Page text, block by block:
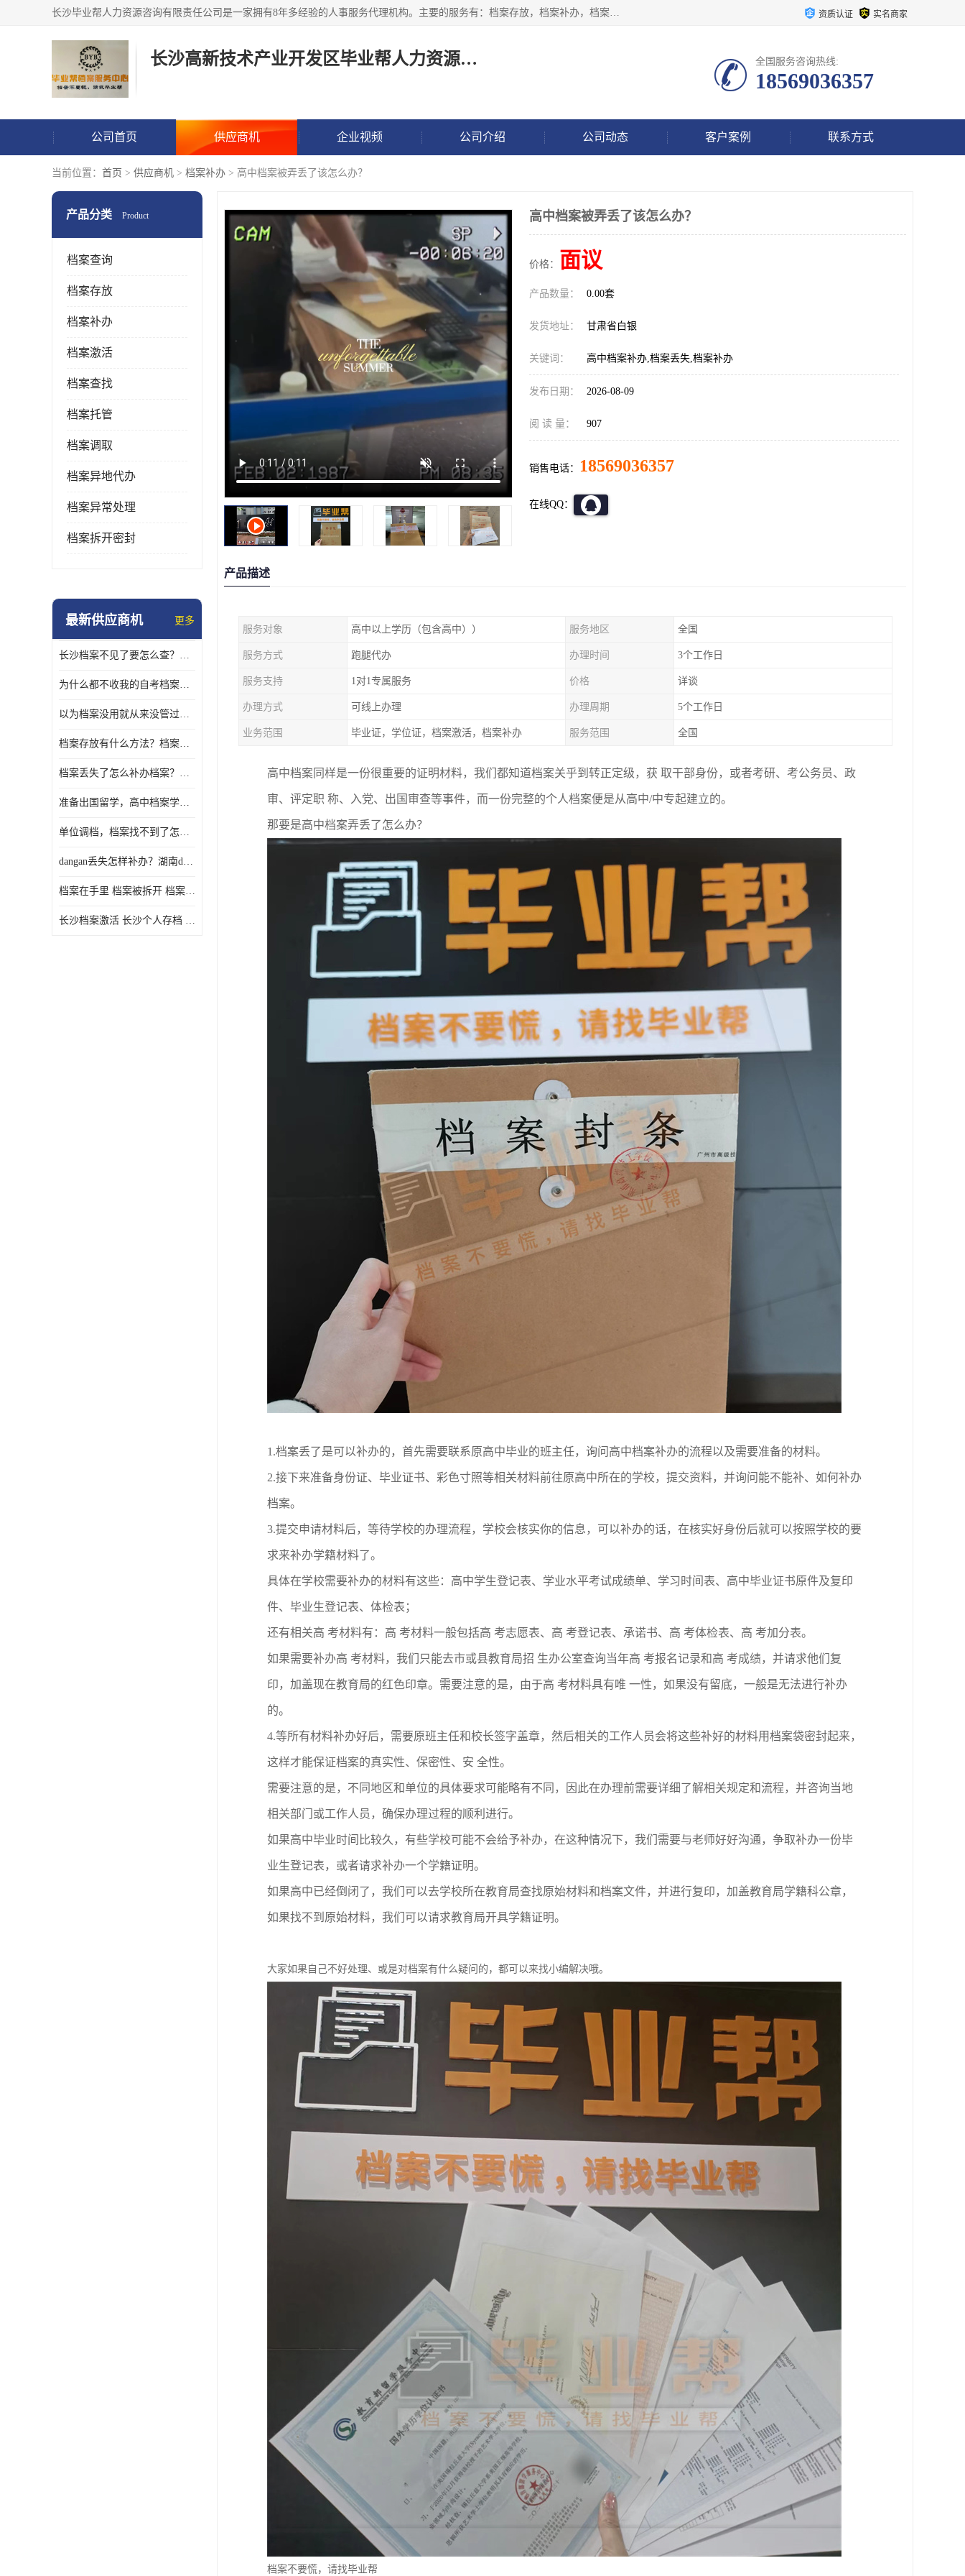
长沙毕业帮人力资源咨询有限责任公司是一家拥有8年多经验的人事服务代理机构。主要的服务有：档案存放，档案补办，档案激活，档案查询，档案查找，档案托管，档案调取，档案异地代办，档案异常处理 等；提供毕业档案处理、人事档案服务、商务代理代办、个人档案等服务，同时办事过程全程与客户沟通，确保真实、安全、可靠！ 资质认证 实名商家
长沙高新技术产业开发区毕业帮人力资源咨询有限责任公司 全国服务咨询热线:
18569036357
公司首页 供应商机 企业视频 公司介绍 公司动态 客户案例 联系方式
当前位置： 首页 > 供应商机 > 档案补办 > 高中档案被弄丢了该怎么办？
产品分类 Product
档案查询
档案存放
档案补办
档案激活
档案查找
档案托管
档案调取
档案异地代办
档案异常处理
档案拆开密封
最新供应商机 更多
长沙档案不见了要怎么查？档案查询 档案补办
为什么都不收我的自考档案？自考档案怎么存档？
以为档案没用就从来没管过，现在要用档案该怎么办？
档案存放有什么方法？档案在手里为什么不能用
档案丢失了怎么补办档案？湖南档案补办 档案补办方法
准备出国留学，高中档案学校发给我了怎么办？
单位调档，档案找不到了怎么办？
dangan丢失怎样补办？湖南dangan丢失补办流程介绍！
档案在手里 档案被拆开 档案补办 档案问题一站式服务
长沙档案激活 长沙个人存档 长沙档案存档
高中档案被弄丢了该怎么办？
价格： 面议
产品数量： 0.00套
发货地址： 甘肃省白银
关键词： 高中档案补办,档案丢失,档案补办
发布日期： 2026-08-09
阅 读 量： 907
销售电话： 18569036357
在线QQ：
产品描述
服务对象 高中以上学历（包含高中）） 服务地区 全国
服务方式 跑腿代办 办理时间 3个工作日
服务支持 1对1专属服务 价格 详谈
办理方式 可线上办理 办理周期 5个工作日
业务范围 毕业证，学位证，档案激活，档案补办 服务范围 全国
高中档案同样是一份很重要的证明材料，我们都知道档案关乎到转正定级，获 取干部身份，或者考研、考公务员、政
审、评定职 称、入党、出国审查等事件，而一份完整的个人档案便是从高中/中专起建立的。
那要是高中档案弄丢了怎么办？
1.档案丢了是可以补办的，首先需要联系原高中毕业的班主任，询问高中档案补办的流程以及需要准备的材料。
2.接下来准备身份证、毕业证书、彩色寸照等相关材料前往原高中所在的学校，提交资料，并询问能不能补、如何补办
档案。
3.提交申请材料后，等待学校的办理流程，学校会核实你的信息，可以补办的话，在核实好身份后就可以按照学校的要
求来补办学籍材料了。
具体在学校需要补办的材料有这些：高中学生登记表、学业水平考试成绩单、学习时间表、高中毕业证书原件及复印
件、毕业生登记表、体检表；
还有相关高 考材料有：高 考材料一般包括高 考志愿表、高 考登记表、承诺书、高 考体检表、高 考加分表。
如果需要补办高 考材料，我们只能去市或县教育局招 生办公室查询当年高 考报名记录和高 考成绩，并请求他们复
印，加盖现在教育局的红色印章。需要注意的是，由于高 考材料具有唯 一性，如果没有留底，一般是无法进行补办
的。
4.等所有材料补办好后，需要原班主任和校长签字盖章，然后相关的工作人员会将这些补好的材料用档案袋密封起来，
这样才能保证档案的真实性、保密性、安 全性。
需要注意的是，不同地区和单位的具体要求可能略有不同，因此在办理前需要详细了解相关规定和流程，并咨询当地
相关部门或工作人员，确保办理过程的顺利进行。
如果高中毕业时间比较久，有些学校可能不会给予补办，在这种情况下，我们需要与老师好好沟通，争取补办一份毕
业生登记表，或者请求补办一个学籍证明。
如果高中已经倒闭了，我们可以去学校所在教育局查找原始材料和档案文件，并进行复印，加盖教育局学籍科公章，
如果找不到原始材料，我们可以请求教育局开具学籍证明。
大家如果自己不好处理、或是对档案有什么疑问的，都可以来找小编解决哦。
档案不要慌，请找毕业帮